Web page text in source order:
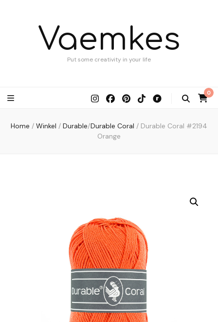
Vaemkes
Put some creativity in your life
0
Home / Winkel / Durable/Durable Coral / Durable Coral #2194
Orange